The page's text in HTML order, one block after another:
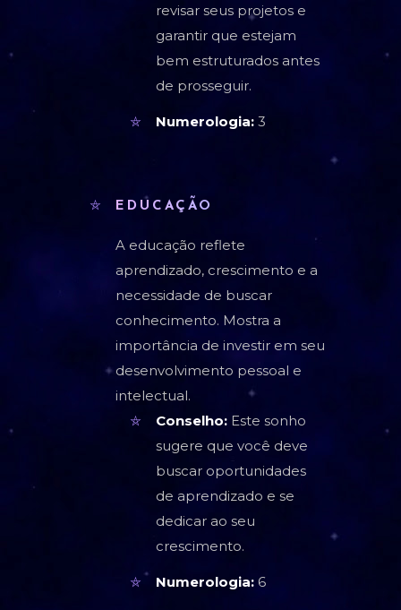
revisar seus projetos e
garantir que estejam
bem estruturados antes
de prosseguir.
Numerologia: 3
EDUCAÇÃO
A educação reflete
aprendizado, crescimento e a
necessidade de buscar
conhecimento. Mostra a
importância de investir em seu
desenvolvimento pessoal e
intelectual.
Conselho: Este sonho
sugere que você deve
buscar oportunidades
de aprendizado e se
dedicar ao seu
crescimento.
Numerologia: 6